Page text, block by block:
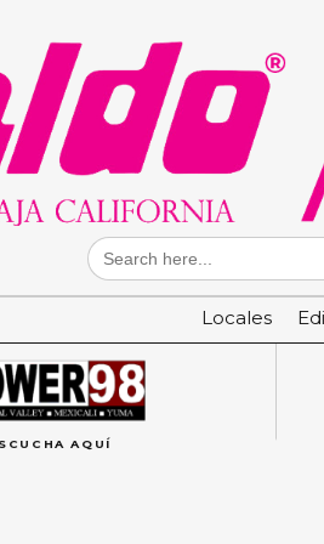
Search
for:
Locales
AQUÍ